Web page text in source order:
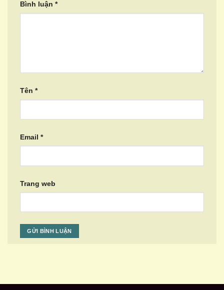
Bình luận *
Tên *
Email *
Trang web